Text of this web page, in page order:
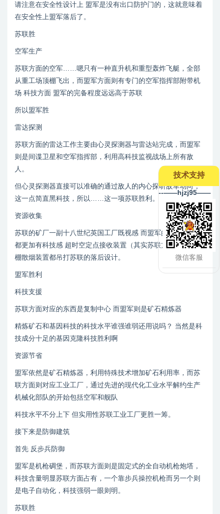
请注意在安全性设计上 盟军是没有出口防护门的，这就意味着
在安全性上盟军落后了。
苏联胜
空军生产
苏联方面的空军……嗯只有一种直升机和重型轰炸飞艇，全部
从重工场顶棚飞出，而盟军方面则有专门的空军指挥部附带机
场 科技方面 盟军的完备程度远远高于苏联
所以盟军胜
雷达探测
苏联方面的雷达工作主要由心灵探测器与雷达站完成，而盟军
则是间谍卫星和空军指挥部，利用高科技监视战场上所有敌
人。
但心灵探测器直接可以准确的通过敌人的内心探听敌军动向，
这一点简直黑科技，所以……这一项苏联胜利。
资源收集
苏联的矿厂一副十八世纪英国工厂既视感 而盟军的矿厂怎么看
都更加有科技感 超时空定点接收装置（其实苏联方面也有）顶
棚散烟装置都吊打苏联的落后设计。
盟军胜利
科技支援
苏联方面对应的东西是复制中心 而盟军则是矿石精炼器
精炼矿石和基因科技的科技水平谁强谁弱还用说吗？ 当然是科
技成分十足的基因克隆科技胜利啊
资源节省
盟军依然是矿石精炼器，利用特殊技术增加矿石利用率，而苏
联方面则对应工业工厂，通过先进的现代化工业水平解约生产
机械化部队的开始包括空军和舰队
科技水平不分上下 但实用性苏联工业工厂更胜一筹。
接下来是防御建筑
首先 反步兵防御
盟军是机枪碉堡，而苏联方面则是固定式的全自动机枪炮塔，
科技含量明显苏联方面占有，一个靠步兵操控机枪而另一个则
是电子自动化，科技强弱一眼则明。
苏联胜
技术支持
--——hjzj95——
微信客服